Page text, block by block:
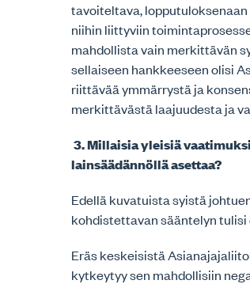
tavoiteltava,
niihin liittyviin
mahdollista vain merkittävän
sellaiseen hankkeeseen olisi
riittävää ymmärrystä ja
merkittävästä laajuudesta ja
3. Millaisia yleisiä
lainsäädännöllä asettaa?
Edellä kuvatuista syistä
kohdistettavan sääntelyn
Eräs keskeisistä
kytkeytyy sen mahdollisiin